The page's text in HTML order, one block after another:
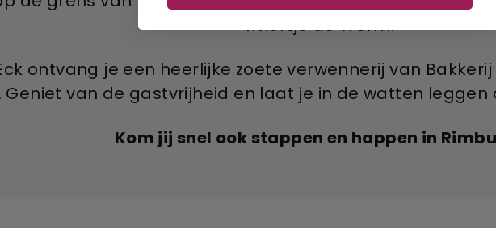
riviertje de Worm.
ontvang je een heerlijke zoete verwennerij van
Geniet van de gastvrijheid en laat je in de watten leggen
Kom jij snel ook stappen en happen in